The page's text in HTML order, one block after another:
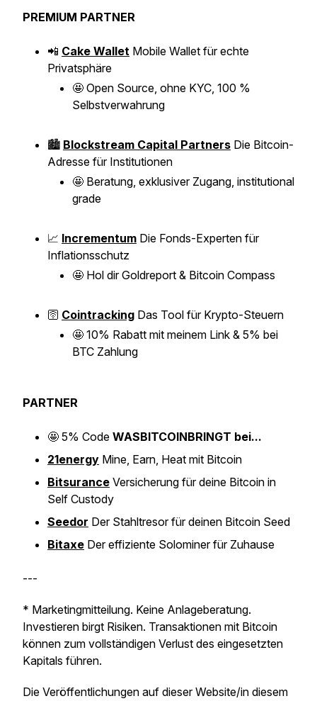
PREMIUM PARTNER
📲 Cake Wallet Mobile Wallet für echte
Privatsphäre
🤩 Open Source, ohne KYC, 100 %
Selbstverwahrung
🏙️ Blockstream Capital Partners Die Bitcoin-
Adresse für Institutionen
🤩 Beratung, exklusiver Zugang, institutional
grade
📈 Incrementum Die Fonds-Experten für
Inflationsschutz
🤩 Hol dir Goldreport & Bitcoin Compass
🛜 Cointracking Das Tool für Krypto-Steuern
🤩 10% Rabatt mit meinem Link & 5% bei
BTC Zahlung
PARTNER
🤩 5% Code WASBITCOINBRINGT bei...
21energy Mine, Earn, Heat mit Bitcoin
Bitsurance Versicherung für deine Bitcoin in
Self Custody
Seedor Der Stahltresor für deinen Bitcoin Seed
Bitaxe Der effiziente Solominer für Zuhause
---
* Marketingmitteilung. Keine Anlageberatung.
Investieren birgt Risiken. Transaktionen mit Bitcoin
können zum vollständigen Verlust des eingesetzten
Kapitals führen.
Die Veröffentlichungen auf dieser Website/in diesem